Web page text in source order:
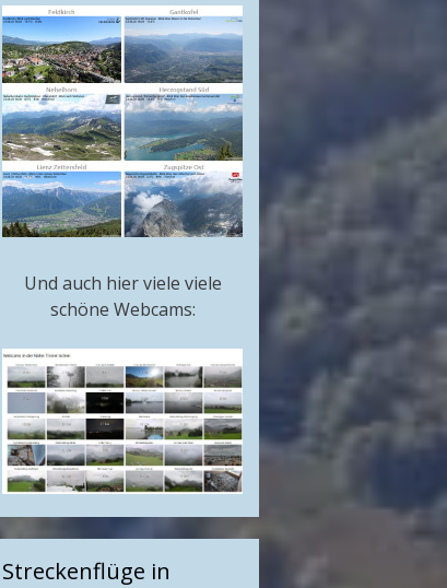
Und auch hier viele viele
schöne Webcams:
Streckenflüge in